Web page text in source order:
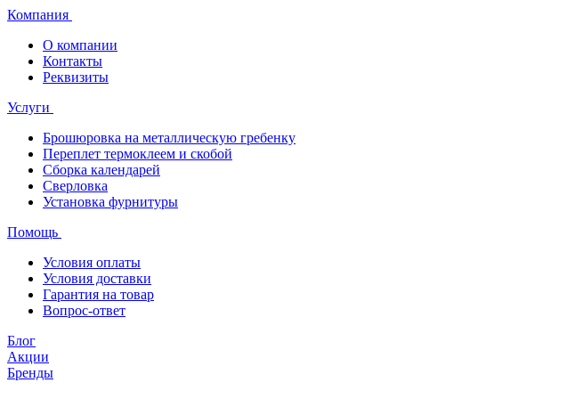
Компания
О компании
Контакты
Реквизиты
Услуги
Брошюровка на металлическую гребенку
Переплет термоклеем и скобой
Сборка календарей
Сверловка
Установка фурнитуры
Помощь
Условия оплаты
Условия доставки
Гарантия на товар
Вопрос-ответ
Блог
Акции
Бренды